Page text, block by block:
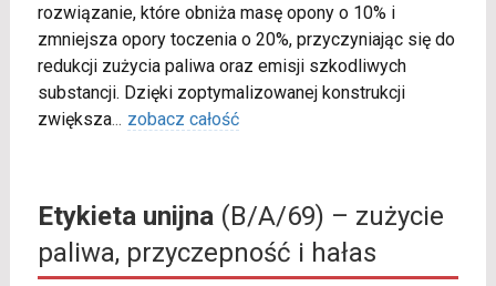
rozwiązanie, które obniża masę opony o 10% i
zmniejsza opory toczenia o 20%, przyczyniając się do
redukcji zużycia paliwa oraz emisji szkodliwych
substancji. Dzięki zoptymalizowanej konstrukcji
zwiększa... zobacz całość
Etykieta unijna(B/A/69) – zużycie
paliwa, przyczepność i hałas